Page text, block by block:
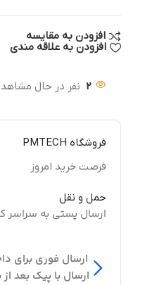
افزودن به مقایسه
افزودن به علاقه مندی
2 نفر در حال
فروشگاه PMTECH
فرصت خرید امروز
حمل و نقل
ارسال پستی به سراسر
ارسال فوری برای
ارسال با پیک بعد